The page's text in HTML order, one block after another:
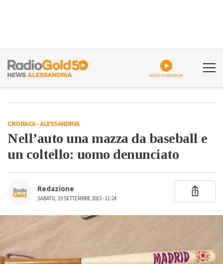
ASCOLTA GOLDPLAY
CRONACA-ALESSANDRIA
Nell’auto una mazza da baseball e
un coltello: uomo denunciato
Redazione
SABATO, 19 SETTEMBRE 2015 - 11:24